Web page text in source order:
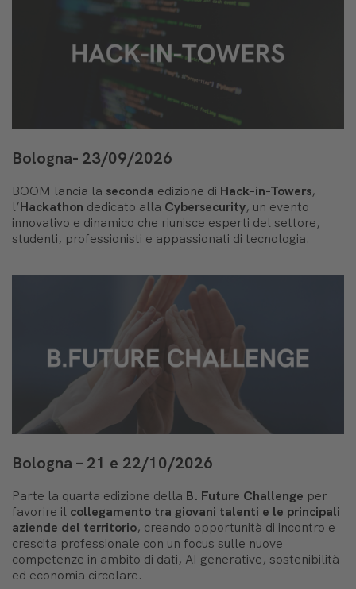
Bologna- 23/09/2026
BOOM lancia la seconda edizione di Hack-in-Towers,
l’Hackathon dedicato alla Cybersecurity, un evento
innovativo e dinamico che riunisce esperti del settore,
studenti, professionisti e appassionati di tecnologia.
Bologna – 21 e 22/10/2026
Parte la quarta edizione della B. Future Challenge per
favorire il collegamento tra giovani talenti e le principali
aziende del territorio, creando opportunità di incontro e
crescita professionale con un focus sulle nuove
competenze in ambito di dati, AI generative, sostenibilità
ed economia circolare.